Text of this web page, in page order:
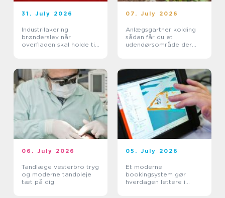
31. July 2026
Industrilakering
brønderslev når
overfladen skal holde til
07. July 2026
Anlægsgartner kolding
sådan får du et
udendørsområde der
06. July 2026
Tandlæge vesterbro tryg
og moderne tandpleje
tæt på dig
05. July 2026
Et moderne
bookingsystem gør
hverdagen lettere i